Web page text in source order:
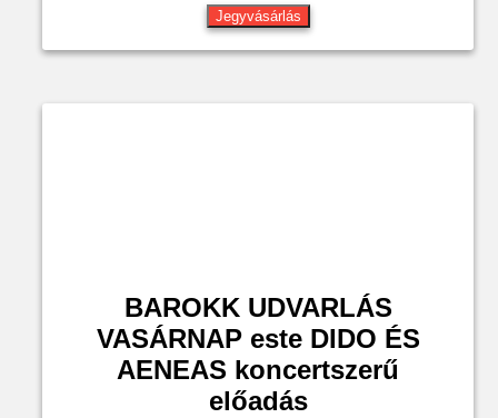
Jegyvásárlás
BAROKK UDVARLÁS
VASÁRNAP este DIDO ÉS
AENEAS koncertszerű
előadás